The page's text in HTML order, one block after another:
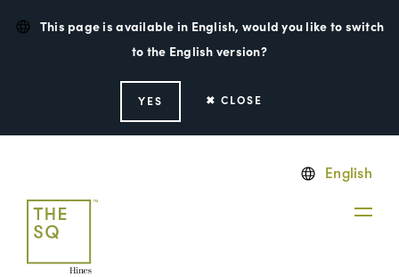
This page is available in English, would you like to switch
to the English version?
YES ✖ CLOSE
English